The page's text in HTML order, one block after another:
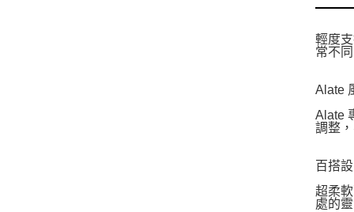
輕度
常不
Alate
Alate
調整
百搭
超柔
處的